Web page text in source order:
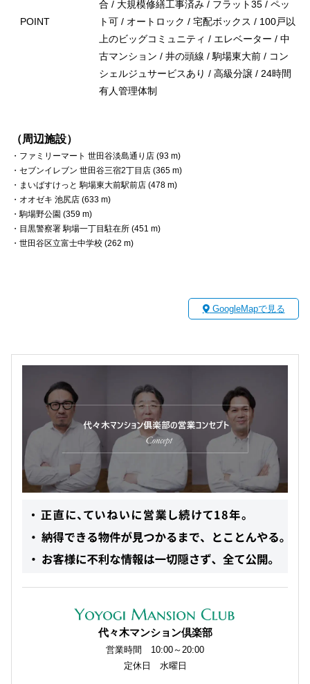
POINT
合 / 大規模修繕工事済み / フラット35 / ペッ
ト可 / オートロック / 宅配ボックス / 100戸以
上のビッグコミュニティ / エレベーター / 中
古マンション / 井の頭線 / 駒場東大前 / コン
シェルジュサービスあり / 高級分譲 / 24時間
有人管理体制
（周辺施設）
・ファミリーマート 世田谷淡島通り店 (93 m)
・セブンイレブン 世田谷三宿2丁目店 (365 m)
・まいばすけっと 駒場東大前駅前店 (478 m)
・オオゼキ 池尻店 (633 m)
・駒場野公園 (359 m)
・目黒警察署 駒場一丁目駐在所 (451 m)
・世田谷区立富士中学校 (262 m)
GoogleMapで見る
代々木マンション倶楽部
営業時間 10:00～20:00
定休日 水曜日